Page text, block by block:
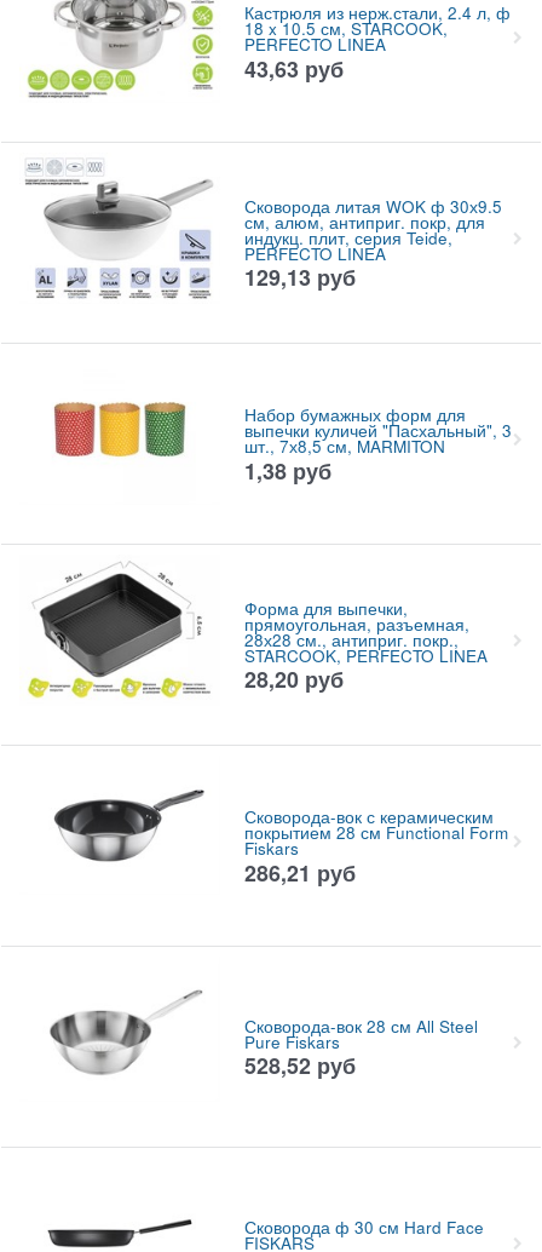
Кастрюля из нерж.стали, 2.4 л, ф
18 x 10.5 см, STARCOOK,
PERFECTO LINEA
43,63 руб
Сковорода литая WOK ф 30х9.5
см, алюм, антиприг. покр, для
индукц. плит, серия Teide,
PERFECTO LINEA
129,13 руб
Набор бумажных форм для
выпечки куличей "Пасхальный", 3
шт., 7х8,5 см, MARMITON
1,38 руб
Форма для выпечки,
прямоугольная, разъемная,
28х28 см., антиприг. покр.,
STARCOOK, PERFECTO LINEA
28,20 руб
Сковорода-вок с керамическим
покрытием 28 см Functional Form
Fiskars
286,21 руб
Сковорода-вок 28 см All Steel
Pure Fiskars
528,52 руб
Сковорода ф 30 см Hard Face
FISKARS